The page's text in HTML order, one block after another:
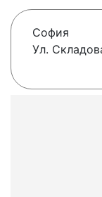
София
Ул.